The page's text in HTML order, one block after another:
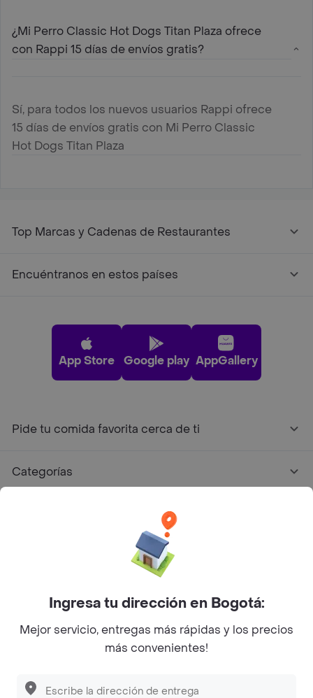
Descubre las PROMOCIONES que tenemos
¿Mi Perro Classic Hot Dogs Titan Plaza ofrece
con Rappi 15 días de envíos gratis?
Sí, para todos los nuevos usuarios Rappi ofrece
15 días de envíos gratis con Mi Perro Classic
Hot Dogs Titan Plaza
Top Marcas y Cadenas de Restaurantes
Encuéntranos en estos países
App Store Google play AppGallery
Pide tu comida favorita cerca de ti
Categorías
Facebook
Twitter
Instagram
©2026Rappi Inc. All rights reserved.
Ingresa tu dirección en Bogotá:
Mejor servicio, entregas más rápidas y los precios
más convenientes!